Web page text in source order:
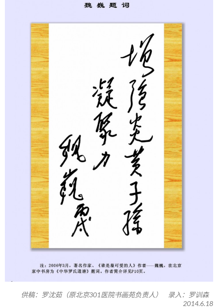
供稿：罗沈茹（原北京301医院书画苑负责人） 录入：罗训森
2014.6.18